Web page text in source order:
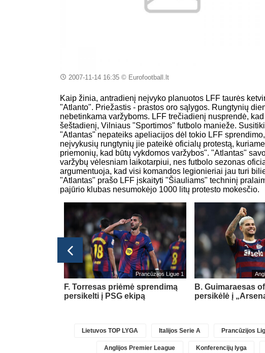
2007-11-14 16:35© Eurofootball.lt
Kaip žinia, antradienį neįvyko planuotos LFF taurės
"Atlanto". Priežastis - prastos oro sąlygos. Rungtynių
nebetinkama varžyboms. LFF trečiadienį nusprendė,
šeštadienį, Vilniaus "Sportimos" futbolo manieže.
"Atlantas" nepateiks apeliacijos dėl tokio LFF
neįvykusių rungtynių jie pateikė oficialų protestą,
priemonių, kad būtų vykdomos varžybos". "Atlantas"
varžybų vėlesniam laikotarpiui, nes futbolo sezonas
argumentuoja, kad visi komandos legionieriai jau turi
"Atlantas" prašo LFF įskaityti "Šiauliams" techninį
pajūrio klubas nesumokėjo 1000 litų protesto mokesčio.
Prancūzijos Ligue 1
F. Torresas priėmė sprendimą
persikelti į PSG ekipą
B. Guimaraesas
persikėlė į
Lietuvos TOP LYGA Italijos Serie A Prancūzijos
Anglijos Premier League Konferencijų lyga